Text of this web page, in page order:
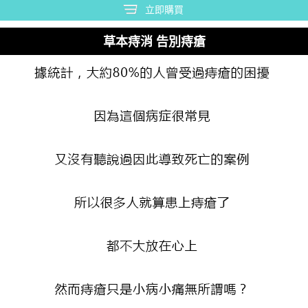
草本痔消 告別痔瘡
立即購買